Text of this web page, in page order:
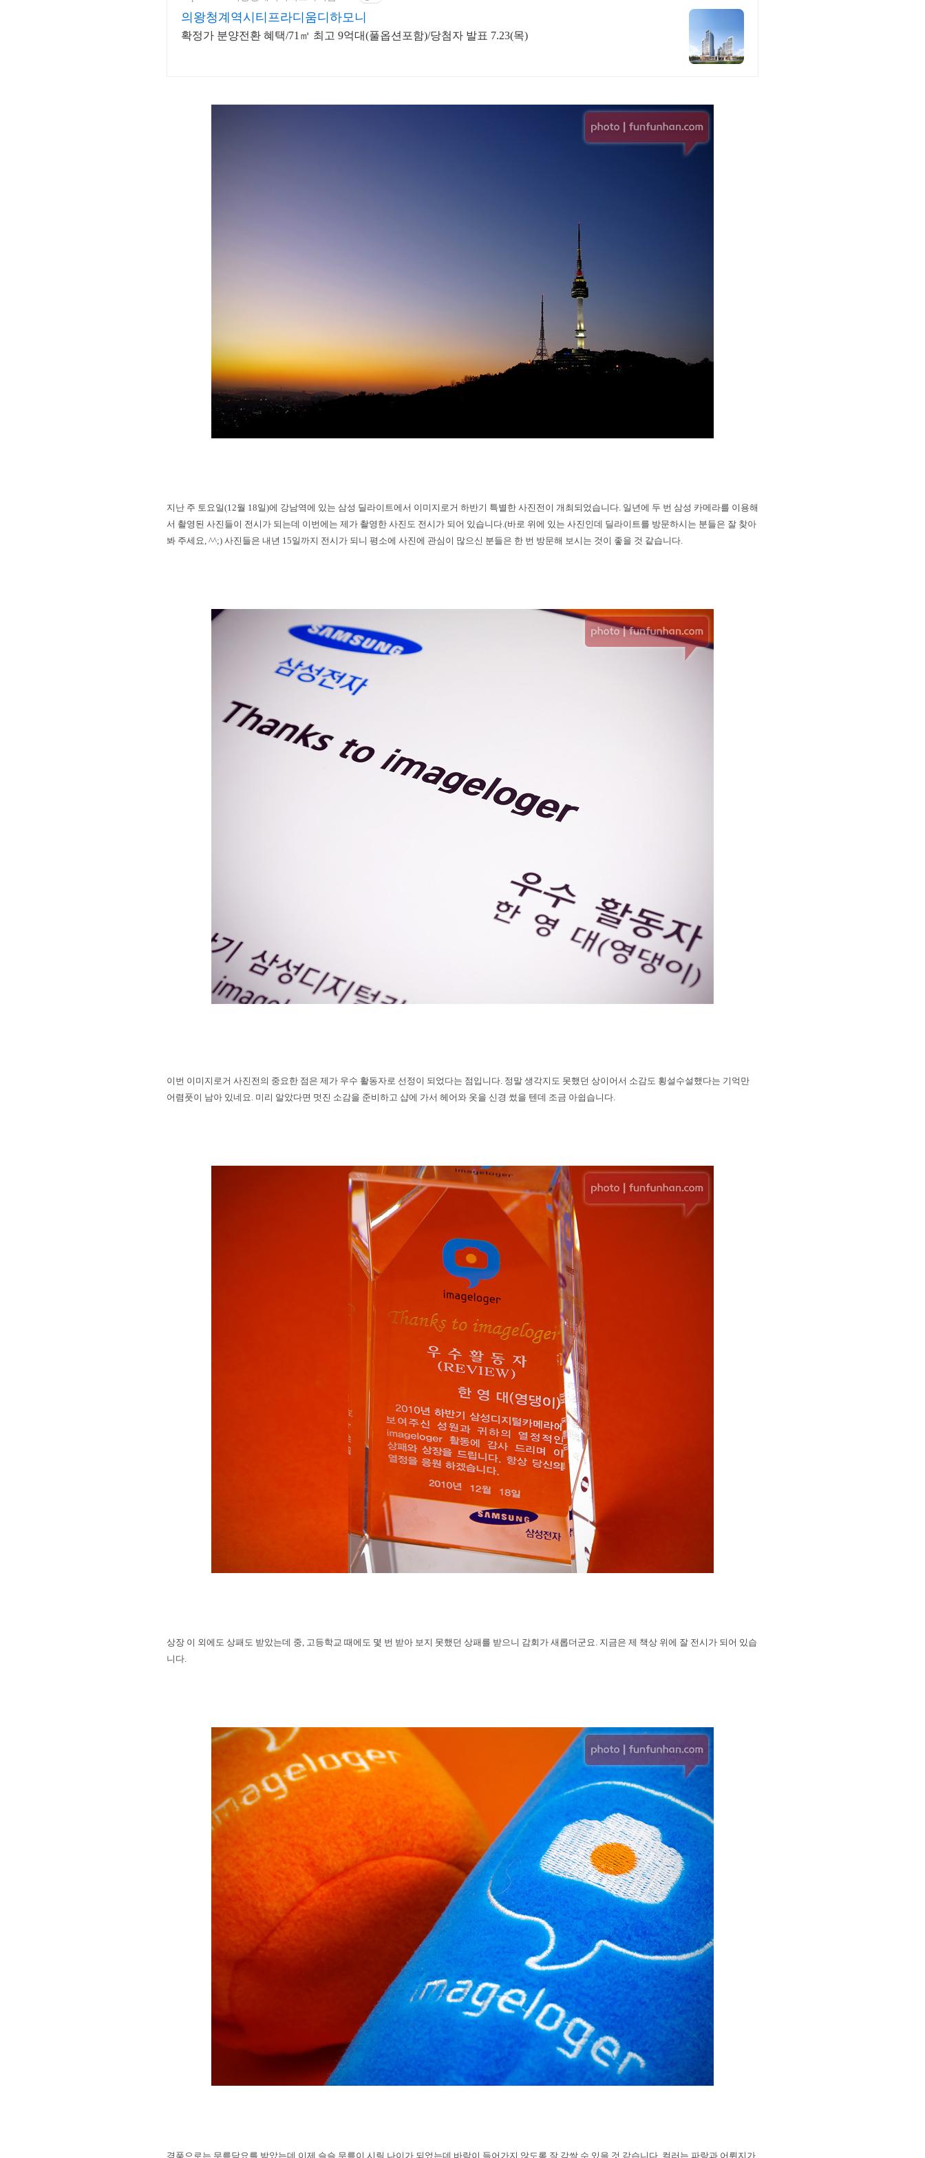
의왕청계역시티프라디움디하모니
확정가 분양전환 혜택/71㎡ 최고 9억대(풀옵션포함)/당첨자 발표 7.23(목)
지난 주 토요일(12월 18일)에 강남역에 있는 삼성 딜라이트에서 이미지로거 하반기 특별한 사진전이 개최되었습니다. 일년에 두 번 삼성 카메라를 이용해
서 촬영된 사진들이 전시가 되는데 이번에는 제가 촬영한 사진도 전시가 되어 있습니다.(바로 위에 있는 사진인데 딜라이트를 방문하시는 분들은 잘 찾아
봐 주세요, ^^;) 사진들은 내년 15일까지 전시가 되니 평소에 사진에 관심이 많으신 분들은 한 번 방문해 보시는 것이 좋을 것 같습니다.
이번 이미지로거 사진전의 중요한 점은 제가 우수 활동자로 선정이 되었다는 점입니다 정말 생각지도 못했던 상이어서 소감도 횡설수설했다는 기억만
어렴풋이 남아 있네요 미리 알았다면 멋진 소감을 준비하고 샵에 가서 헤어와 옷을 신경 썼을 텐데 조금 아쉽습니다
상장 이 외에도 상패도 받았는데 중, 고등학교 때에도 몇 번 받아 보지 못했던 상패를 받으니 감회가 새롭더군요. 지금은 제 책상 위에 잘 전시가 되어 있습
니다.
경품으로는 무릎담요를 받았는데 이제 슬슬 무릎이 시릴 나이가 되었는데 바람이 들어가지 않도록 잘 감쌀 수 있을 것 같습니다 컬러는 파랑과 어륀지가